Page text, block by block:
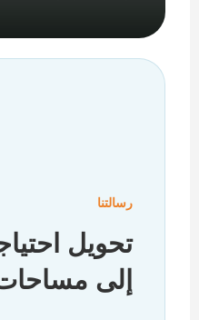
رسالتنا
تحويل
إلى